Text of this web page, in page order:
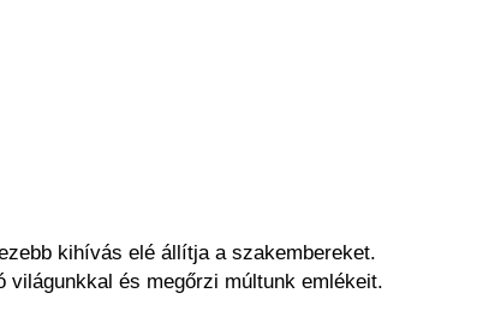
kihívás elé állítja a szakembereket.
világunkkal és megőrzi múltunk emlékeit.